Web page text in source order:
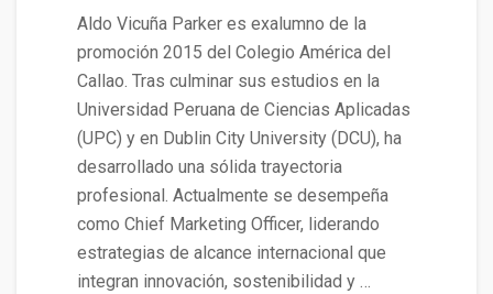
Aldo Vicuña Parker es exalumno de la
promoción 2015 del Colegio América del
Callao. Tras culminar sus estudios en la
Universidad Peruana de Ciencias Aplicadas
(UPC) y en Dublin City University (DCU), ha
desarrollado una sólida trayectoria
profesional. Actualmente se desempeña
como Chief Marketing Officer, liderando
estrategias de alcance internacional que
integran innovación, sostenibilidad y …